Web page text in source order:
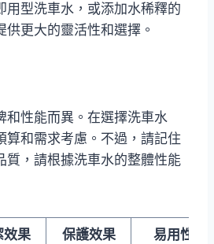
用型洗車水，或添加水稀釋的
更大的靈活性和選擇。
和性能而異。在選擇洗車水
算和需求考慮。不過，請記住
質，請根據洗車水的整體性能
效果 保護效果 易用性